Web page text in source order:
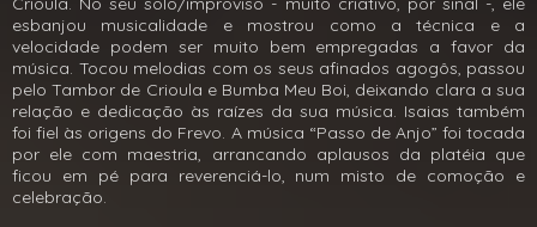
esbanjou musicalidade e mostrou como a técnica e a
velocidade podem ser muito bem empregadas a favor da
música. Tocou melodias com os seus afinados agogôs, passou
pelo Tambor de Crioula e Bumba Meu Boi, deixando clara a sua
relação e dedicação às raízes da sua música. Isaias também
foi fiel às origens do Frevo. A música “Passo de Anjo” foi tocada
por ele com maestria, arrancando aplausos da platéia que
ficou em pé para reverenciá-lo, num misto de comoção e
celebração.